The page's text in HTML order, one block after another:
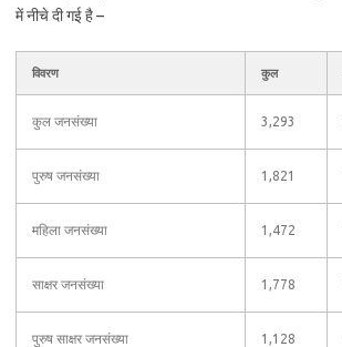
में नीचे दी गई है –
विवरण कुल
कुल जनसंख्या 3,293
पुरुष जनसंख्या 1,821
महिला जनसंख्या 1,472
साक्षर जनसंख्या 1,778
पुरुष साक्षर जनसंख्या 1,128